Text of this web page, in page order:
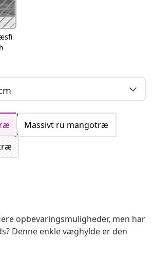
Massivt ru mangotræ
opbevaringsmuligheder, men har
Denne enkle væghylde er den